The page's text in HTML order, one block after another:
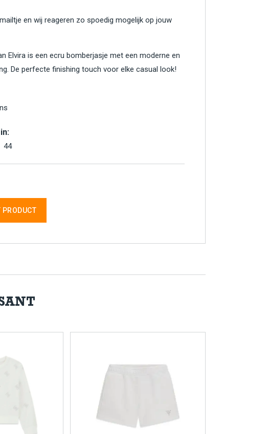
en wij reageren zo spoedig mogelijk op jouw
Elvira is een ecru bomberjasje met een moderne en
De perfecte finishing touch voor elke casual look!
44
PRODUCT